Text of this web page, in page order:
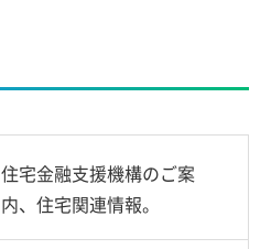
住宅金融支援機構のご案
内、住宅関連情報。